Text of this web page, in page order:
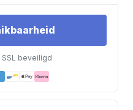
SSL beveiligd